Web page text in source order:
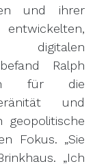
und ihrer
digitalen
Ralph
für die
und
geopolitische
Fokus. „Sie
„Ich